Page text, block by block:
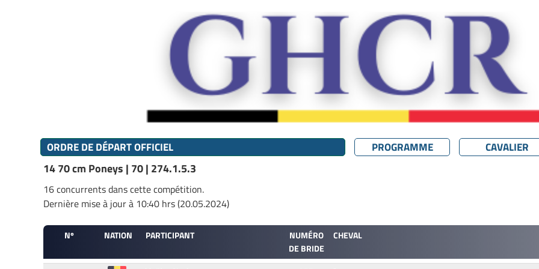
ORDRE DE DÉPART OFFICIEL PROGRAMME CAVALIER
14 70 cm Poneys | 70 | 274.1.5.3
16 concurrents dans cette compétition.
Dernière mise à jour à 10:40 hrs (20.05.2024)
Nº NATION PARTICIPANT
NUMÉRO
DE BRIDE
CHEVAL